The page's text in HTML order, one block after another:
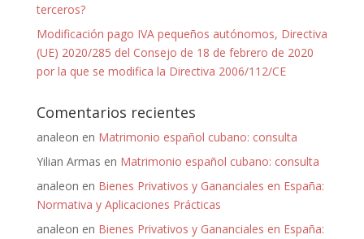
terceros?
Modificación pago IVA pequeños autónomos, Directiva
(UE) 2020/285 del Consejo de 18 de febrero de 2020
por la que se modifica la Directiva 2006/112/CE
Comentarios recientes
analeon en Matrimonio español cubano: consulta
Yilian Armas en Matrimonio español cubano: consulta
analeon en Bienes Privativos y Gananciales en España:
Normativa y Aplicaciones Prácticas
analeon en Bienes Privativos y Gananciales en España: